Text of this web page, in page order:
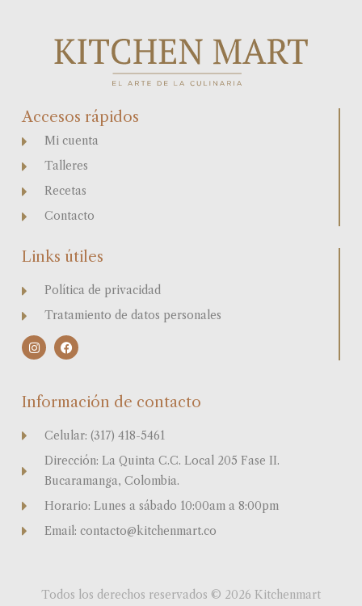
Accesos rápidos
Mi cuenta
Talleres
Recetas
Contacto
Links útiles
Política de privacidad
Tratamiento de datos personales
I
n
g
F
a
o
k
Información de contacto
Celular: (317) 418-5461
Dirección: La Quinta C.C. Local 205 Fase II.
Bucaramanga, Colombia.
Horario: Lunes a sábado 10:00am a 8:00pm
Email: contacto@kitchenmart.co
Todos los derechos reservados © 2026 Kitchenmart